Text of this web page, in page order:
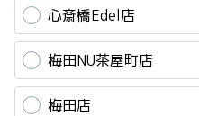
心斎橋Edel店
梅田NU茶屋町店
梅田店